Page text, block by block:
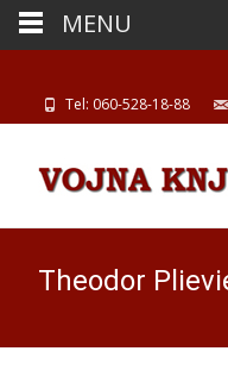
Tel: 060-528-18-88
Theodor
MENU